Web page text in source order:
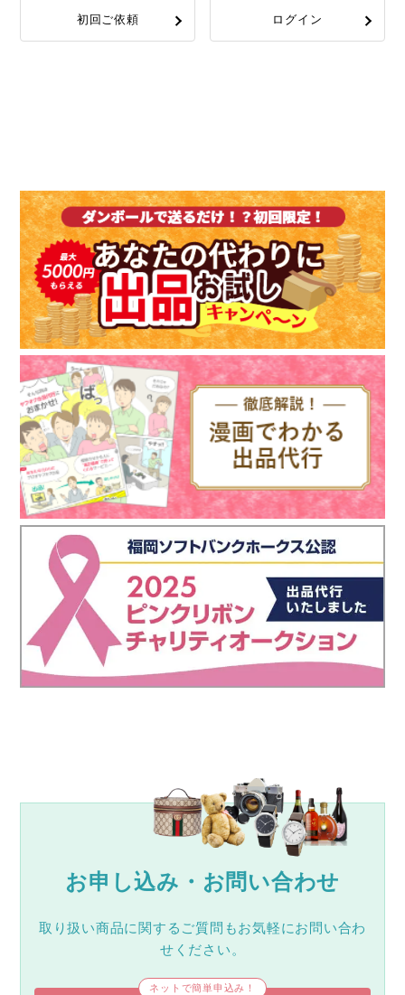
初回ご依頼 ログイン
お申し込み・お問い合わせ
取り扱い商品に関するご質問もお気軽にお問い合わ
せください。
ネットで簡単申込み！